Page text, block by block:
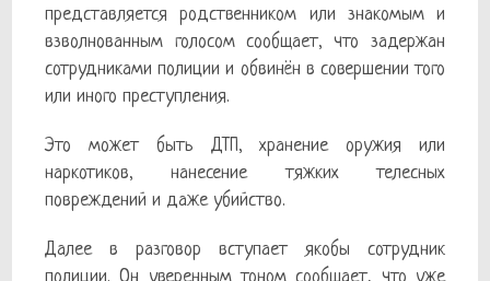
представляется родственником или знакомым и
взволнованным голосом сообщает, что задержан
сотрудниками полиции и обвинён в совершении того
или иного преступления.
Это может быть ДТП, хранение оружия или
наркотиков, нанесение тяжких телесных
повреждений и даже убийство.
Далее в разговор вступает якобы сотрудник